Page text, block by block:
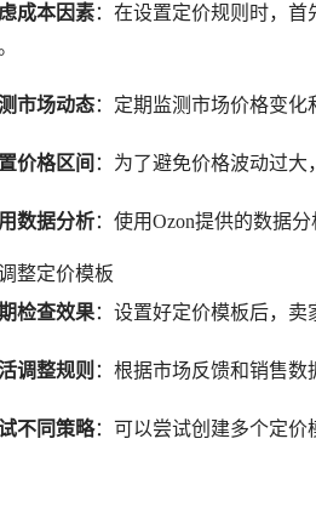
成本因素：在设置定价规则时，
市场动态：定期监测市场价格变化
价格区间 ：为了避免价格波动过大
数据分析：使用Ozon提供的数据
整定价模板
检查效果：设置好定价模板后，卖
调整规则 ：根据市场反馈和销售数
不同策略：可以尝试创建多个定价